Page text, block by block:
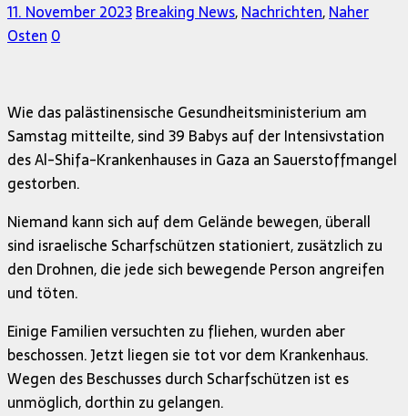
11. November 2023Breaking News,Nachrichten,Naher
Osten0
Wie das palästinensische Gesundheitsministerium am
Samstag mitteilte, sind 39 Babys auf der Intensivstation
des Al-Shifa-Krankenhauses in Gaza an Sauerstoffmangel
gestorben.
Niemand kann sich auf dem Gelände bewegen, überall
sind israelische Scharfschützen stationiert, zusätzlich zu
den Drohnen, die jede sich bewegende Person angreifen
und töten.
Einige Familien versuchten zu fliehen, wurden aber
beschossen. Jetzt liegen sie tot vor dem Krankenhaus.
Wegen des Beschusses durch Scharfschützen ist es
unmöglich, dorthin zu gelangen.